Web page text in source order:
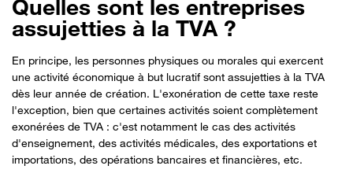
Quelles sont les entreprises
assujetties à la TVA ?
En principe, les personnes physiques ou morales qui exercent
une activité économique à but lucratif sont assujetties à la TVA
dès leur année de création. L'exonération de cette taxe reste
l'exception, bien que certaines activités soient complètement
exonérées de TVA : c'est notamment le cas des activités
d'enseignement, des activités médicales, des exportations et
importations, des opérations bancaires et financières, etc.